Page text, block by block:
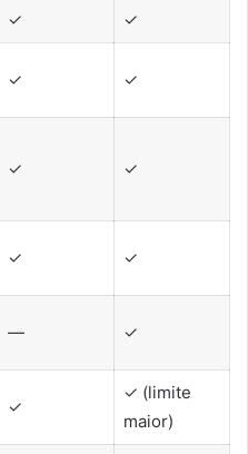
✓ ✓
✓ ✓
✓ ✓
✓ ✓
— ✓
✓
✓ (limite
maior)